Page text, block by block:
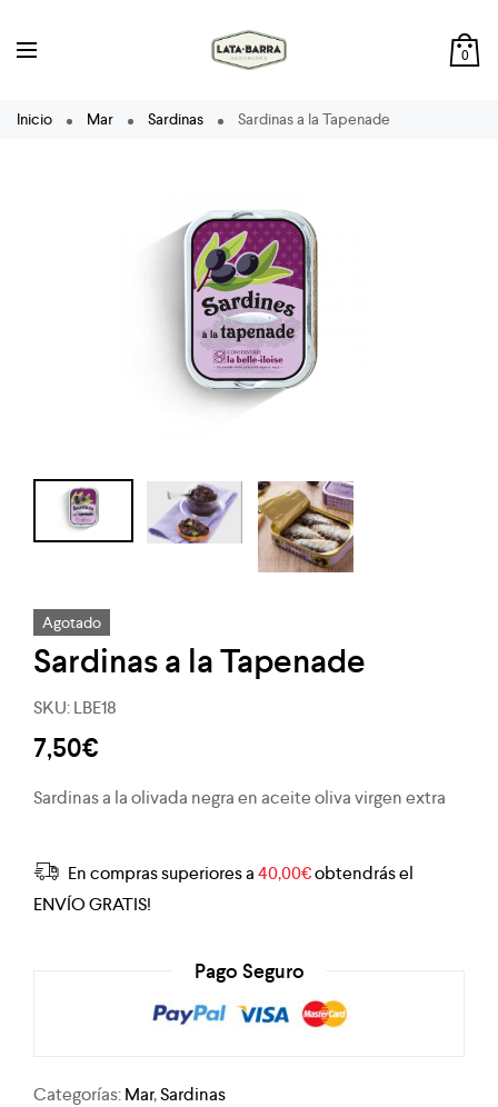
0
Inicio Mar Sardinas Sardinas a la Tapenade
Agotado
Sardinas a la Tapenade
SKU:LBE18
7,50€
Sardinas a la olivada negra en aceite oliva virgen extra
En compras superiores a40,00€obtendrás el
ENVÍO GRATIS!
Pago Seguro
Categorías:Mar,Sardinas